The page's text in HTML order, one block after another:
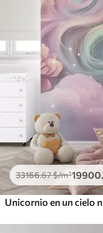
33166.67$/m²19900